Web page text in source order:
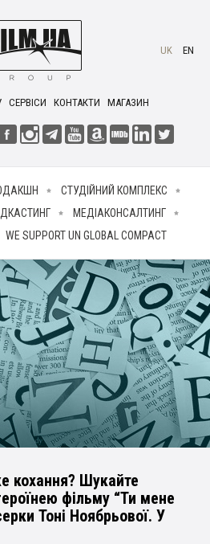
СЕРВІСИ КОНТАКТИ МАГАЗИН
UK EN
СТУДІЙНИЙ КОМПЛЕКС
МЕДІАКОНСАЛТИНГ
WE SUPPORT UN GLOBAL COMPACT
кохання? Шукайте
фільму “Ти мене
Тоні Ноябрьової. У